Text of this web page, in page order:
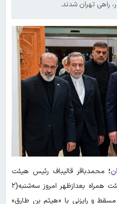
راهی تهران شدند.
؛ محمدباقر قالیباف رئیس هیئت
مذاکره‌کننده «میناب ۱۶۸» و هیئت همراه بعدازظهر امروز سه‌شنبه(۲
و رایزنی با «هیثم بن طارق»